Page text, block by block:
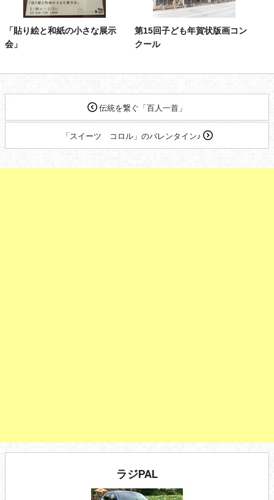
「貼り絵と和紙の小さな展示
会」
第15回子ども年賀状版画コン
クール
伝統を繋ぐ「百人一首」
「スイーツ コロル」のバレンタイン♪
ラジPAL